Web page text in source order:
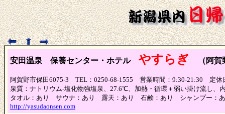
安田温泉 保養センター・ホテル やすらぎ （阿
阿賀野市保田6075-3 TEL：0250-68-1555 営業時間：9:30-21:30 定休
泉質：ナトリウム-塩化物強塩泉、27.6℃、加熱・循環＋弱い掛け流し、
タオル：あり サウナ：あり 露天：あり 石鹸：あり シャンプー：
http://yasudaonsen.com